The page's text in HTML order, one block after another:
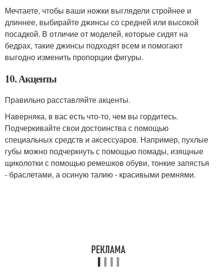
Мечтаете, чтобы ваши ножки выглядели стройнее и
длиннее, выбирайте джинсы со средней или высокой
посадкой. В отличие от моделей, которые сидят на
бедрах, такие джинсы подходят всем и помогают
выгодно изменить пропорции фигуры.
10. Акценты
Правильно расставляйте акценты.
Наверняка, в вас есть что-то, чем вы гордитесь.
Подчеркивайте свои достоинства с помощью
специальных средств и аксессуаров. Например, пухлые
губы можно подчеркнуть с помощью помады, изящные
щиколотки с помощью ремешков обуви, тонкие запястья
- браслетами, а осиную талию - красивыми ремнями.